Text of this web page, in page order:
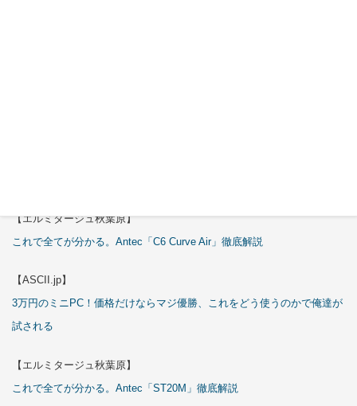
【エルミタージュ秋葉原】
これで全てが分かる。Antec「C6 Curve Air」徹底解説
【ASCII.jp】
3万円のミニPC！価格だけならマジ優勝、これをどう使うのかで俺達が
試される
【エルミタージュ秋葉原】
これで全てが分かる。Antec「ST20M」徹底解説